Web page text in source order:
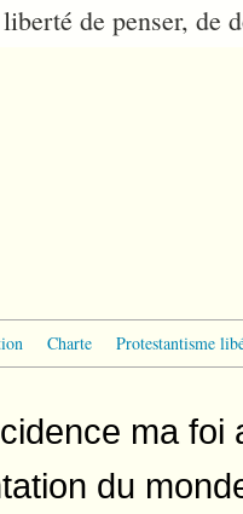
de penser, de
Charte Protestantisme
ma foi
du